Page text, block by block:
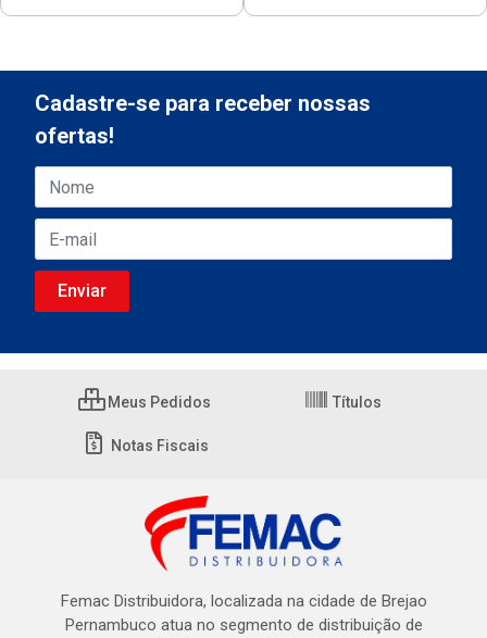
Cadastre-se para receber nossas
ofertas!
Meus Pedidos Títulos
Notas Fiscais
Femac Distribuidora, localizada na cidade de Brejao
Pernambuco atua no segmento de distribuição de